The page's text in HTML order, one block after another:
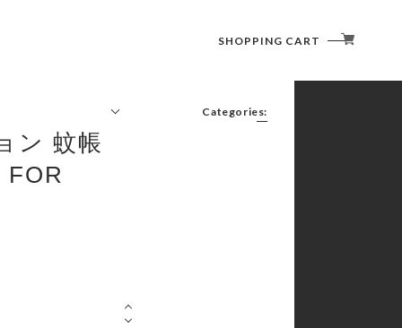
SHOPPING CART
Categories:
ン 蚊帳
FOR